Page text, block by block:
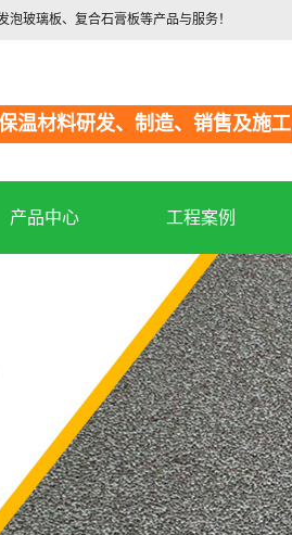
玻璃板、复合石膏板等产品与服务！
温材料研发、制造、销售及施工
产品中心
保温砂浆
工程案例
工程案例